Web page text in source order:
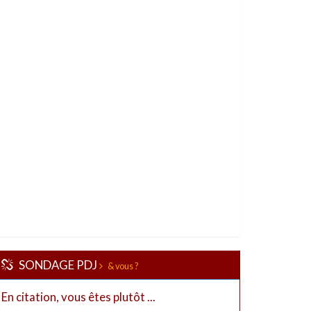
SONDAGE PDJ & vous ?